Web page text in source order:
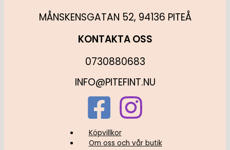
MÅNSKENSGATAN 52, 94136 PITEÅ
KONTAKTA OSS
0730880683
INFO@PITEFINT.NU
Köpvillkor
Om oss och vår butik